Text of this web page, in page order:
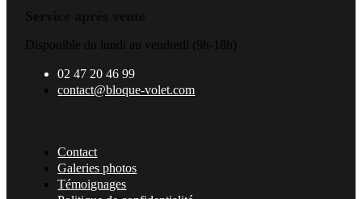
Disponible du lundi au vendredi (9h-18h)
02 47 20 46 99
contact@bloque-volet.com
Contact
Galeries photos
Témoignages